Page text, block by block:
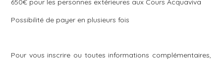
650€ pour les personnes extérieures aux Cours Acquaviva
Possibilité de payer en plusieurs fois
Pour vous inscrire ou toutes informations complémentaires,